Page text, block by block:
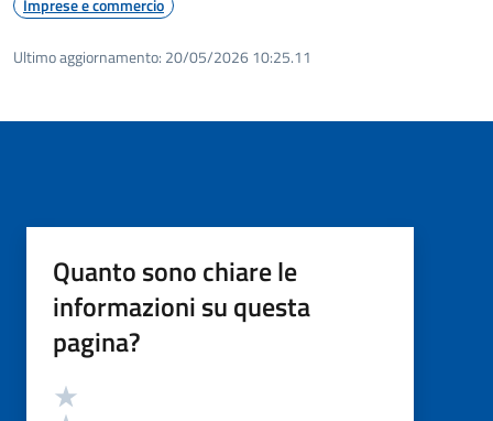
Imprese e commercio
Ultimo aggiornamento: 20/05/2026 10:25.11
Quanto sono chiare le
informazioni su questa
pagina?
Valutazione